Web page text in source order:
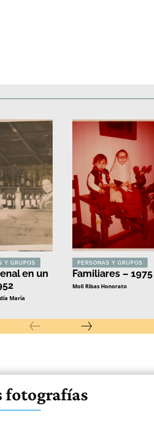
Y GRUPOS
en un
María
PERSONAS Y GRUPOS
Familiares – 1975
Moll Ribas Honorato
fotografías